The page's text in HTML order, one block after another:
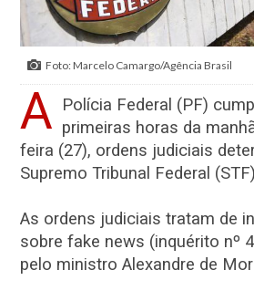
Foto: Marcelo Camargo/Agência Brasil
A Polícia Federal (PF)
primeiras horas da
feira (27), ordens judiciais
Supremo Tribunal Federal
As ordens judiciais tratam de
sobre fake news (inquérito nº
pelo ministro Alexandre de